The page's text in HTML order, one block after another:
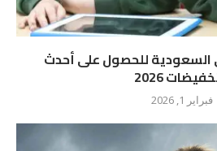
للحصول على أحدث
2026
فبراير 1, 2026